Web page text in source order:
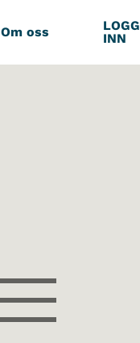
Om oss
LOGG
INN